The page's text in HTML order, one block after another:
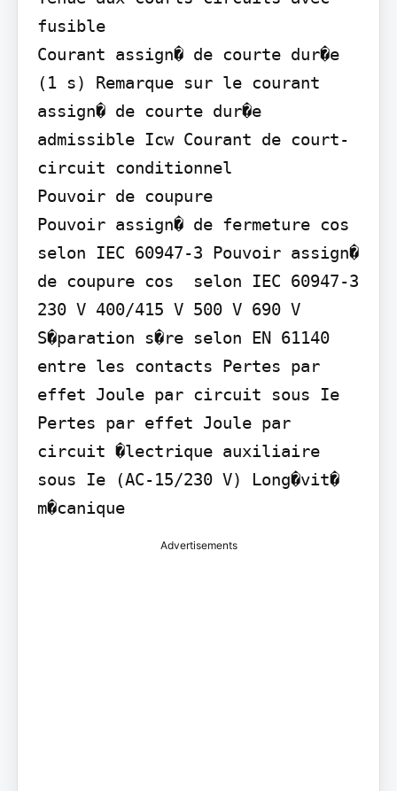
fusible
Courant assign� de courte dur�e
(1 s) Remarque sur le courant
assign� de courte dur�e
admissible Icw Courant de court-
circuit conditionnel
Pouvoir de coupure
Pouvoir assign� de fermeture cos
selon IEC 60947-3 Pouvoir assign�
de coupure cos  selon IEC 60947-3
230 V 400/415 V 500 V 690 V
S�paration s�re selon EN 61140
entre les contacts Pertes par
effet Joule par circuit sous Ie
Pertes par effet Joule par
circuit �lectrique auxiliaire
sous Ie (AC-15/230 V) Long�vit�
m�canique
Advertisements